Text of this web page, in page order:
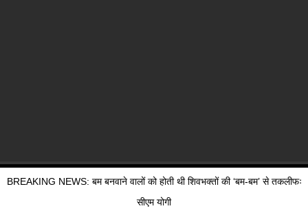
BREAKING NEWS: बम बनवाने वालों को होती थी शिवभक्तों की ‘बम-बम’ से तकलीफः
सीएम योगी